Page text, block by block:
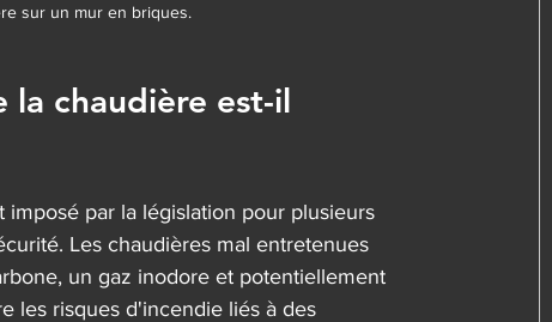
sur un mur en briques.
chaudière est-il
par la législation pour plusieurs
Les chaudières mal entretenues
un gaz inodore et potentiellement
les risques d'incendie liés à des